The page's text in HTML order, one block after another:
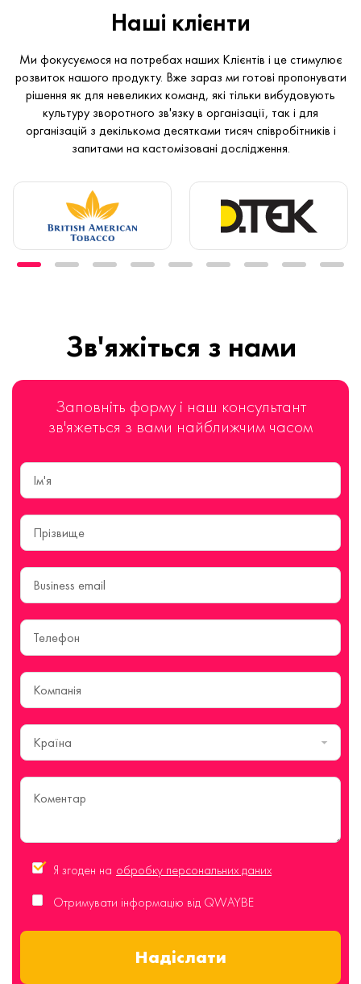
Наші клієнти
Ми фокусуємося на потребах наших Клієнтів і це стимулює
розвиток нашого продукту. Вже зараз ми готові пропонувати
рішення як для невеликих команд, які тільки вибудовують
культуру зворотного зв'язку в організації, так і для
організацій з декількома десятками тисяч співробітників і
запитами на кастомізовані дослідження.
Зв'яжіться з нами
Заповніть форму і наш консультант
зв'яжеться з вами найближчим часом
Країна
Я згоден на обробку персональних даних
Отримувати інформацію від QWAYBE
Надіслати